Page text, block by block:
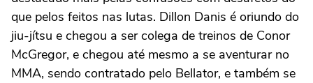
que pelos feitos nas lutas. Dillon Danis é oriundo do
jiu-jítsu e chegou a ser colega de treinos de Conor
McGregor, e chegou até mesmo a se aventurar no
MMA, sendo contratado pelo Bellator, e também se